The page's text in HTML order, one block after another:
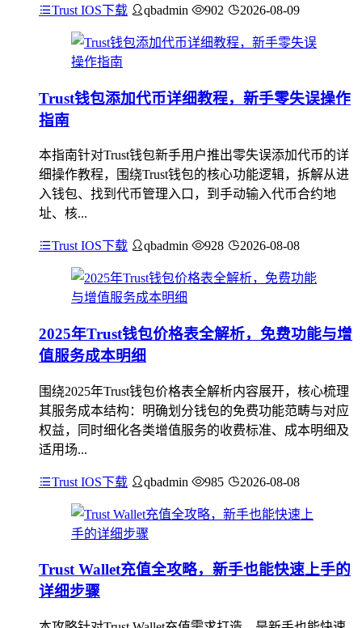
Trust IOS下载 qbadmin 902 2026-08-09
Trust钱包添加代币详细教程，新手零失误操作
指南
本指南针对Trust钱包新手用户推出零失误添加代币的详
细操作教程，围绕Trust钱包的核心功能逻辑，拆解从进
入钱包、找到代币管理入口，到手动输入代币合约地
址、核...
Trust IOS下载 qbadmin 928 2026-08-08
2025年Trust钱包价格表全解析，免费功能与增
值服务成本明细
围绕2025年Trust钱包价格表全解析内容展开，核心梳理
其服务成本结构：明确划分钱包的免费功能范畴与对应
权益，同时细化各类增值服务的收费标准、成本明细及
适用场...
Trust IOS下载 qbadmin 985 2026-08-08
Trust Wallet充值全攻略，新手也能快速上手的
详细步骤